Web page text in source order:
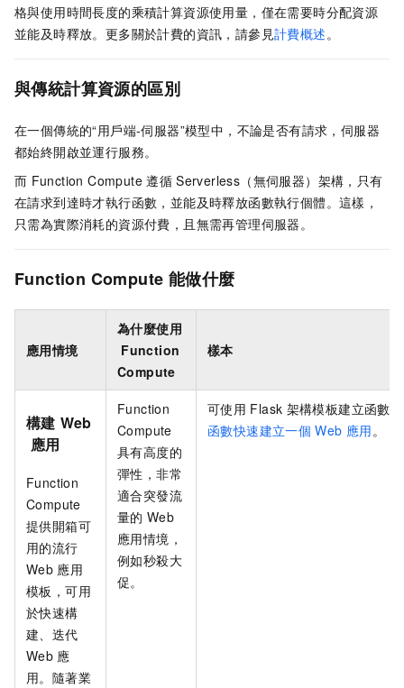
格與使用時間長度的乘積計算資源使用量，僅在需要時分配資源
並能及時釋放。更多關於計費的資訊，請參見計費概述。
與傳統計算資源的區別
在一個傳統的“用戶端-伺服器”模型中，不論是否有請求，伺服器
都始終開啟並運行服務。
而 Function Compute 遵循 Serverless（無伺服器）架構，只有
在請求到達時才執行函數，並能及時釋放函數執行個體。這樣，
只需為實際消耗的資源付費，且無需再管理伺服器。
Function Compute 能做什麼
應用情境
為什麼使用
Function
Compute
樣本
構建 Web
應用
Function
Compute
提供開箱可
用的流行
Web 應用
模板，可用
於快速構
建、迭代
Web 應
用。隨著業
Function
Compute
具有高度的
彈性，非常
適合突發流
量的 Web
應用情境，
例如秒殺大
促。
可使用 Flask 架構模板建立函數
函數快速建立一個 Web 應用。